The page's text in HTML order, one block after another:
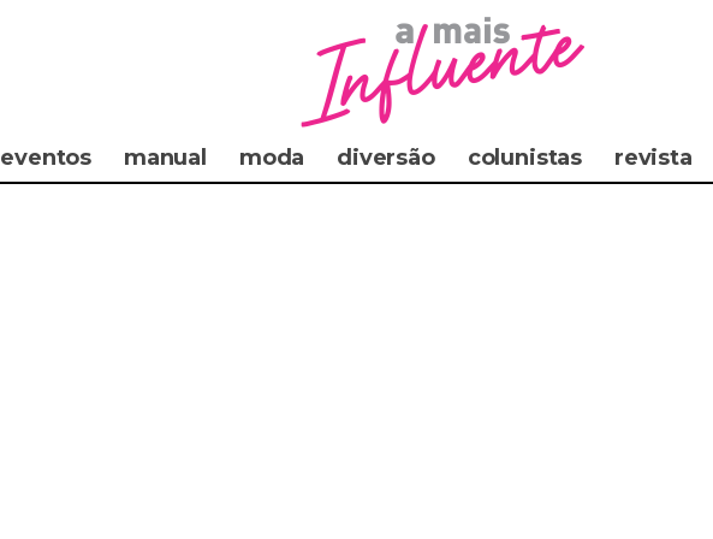
eventos manual moda diversão colunistas revista